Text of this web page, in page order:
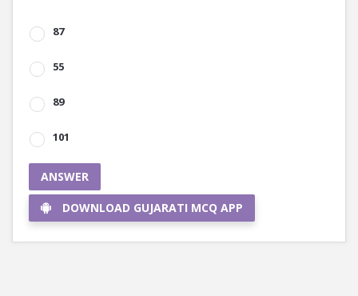
87
55
89
101
ANSWER
DOWNLOAD GUJARATI MCQ APP